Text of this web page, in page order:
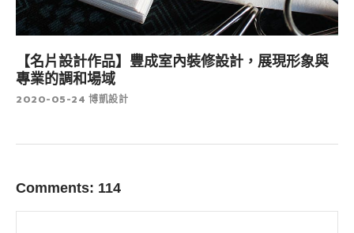
【名片設計作品】豐成室內裝修設計，展現形象與
專業的調和場域
2020-05-24 博凱設計
Comments: 114